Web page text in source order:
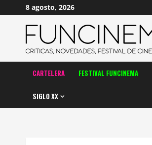
contenido
8 agosto, 2026
CARTELERA FESTIVAL FUNCINEMA
SIGLO XX